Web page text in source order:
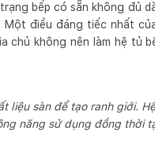
bếp có sẵn không đủ
điều đáng tiếc nhất
chủ không nên làm hệ tủ
liệu sàn để tạo ranh giới.
năng sử dụng đồng thời